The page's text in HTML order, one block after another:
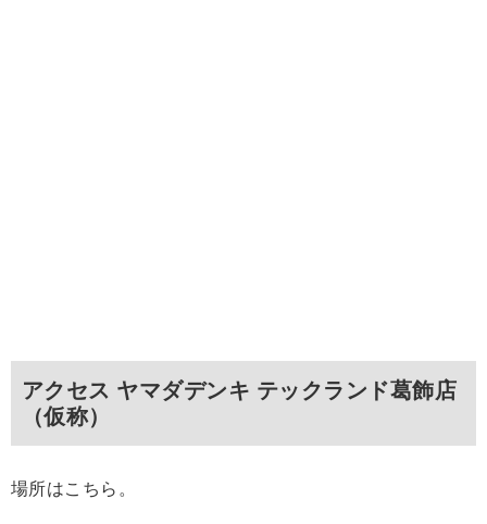
アクセス ヤマダデンキ テックランド葛飾店
（仮称）
場所はこちら。